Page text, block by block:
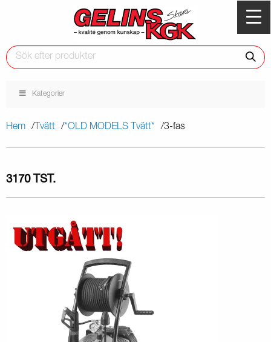
Kategorier
Hem Tvätt *OLD MODELS Tvätt* 3-fas
3170 TST.